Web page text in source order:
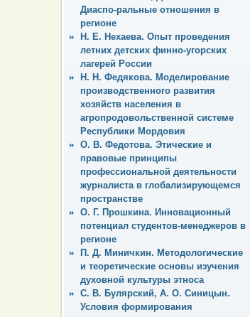
Диаспо-ральные отношения в
регионе
Н. Е. Нехаева. Опыт проведения
летних детских финно-угорских
лагерей России
Н. Н. Федякова. Моделирование
производственного развития
хозяйств населения в
агропродовольственной системе
Республики Мордовия
О. В. Федотова. Этические и
правовые принципы
профессиональной деятельности
журналиста в глобализирующемся
пространстве
О. Г. Прошкина. Инновационный
потенциал студентов-менеджеров в
регионе
П. Д. Миничкин. Методологические
и теоретические основы изучения
духовной культуры этноса
С. В. Булярский, А. О. Синицын.
Условия формирования